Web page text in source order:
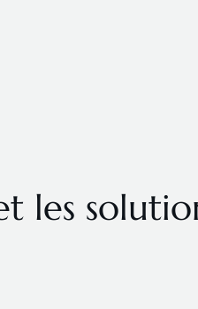
les